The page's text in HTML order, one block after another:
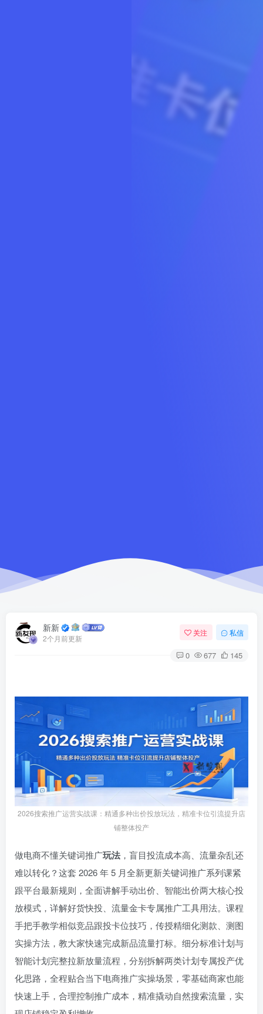
新新
2个月前更新
关注 私信
0 677 145
2026搜索推广运营实战课：精通多种出价投放玩法，精准卡位引流提升店
铺整体投产
做电商不懂关键词推广玩法 ，盲目投流成本高、流量杂乱还
难以转化？这套 2026 年 5 月全新更新关键词推广系列课紧
跟平台最新规则，全面讲解手动出价、智能出价两大核心投
放模式，详解好货快投、流量金卡专属推广工具用法。课程
手把手教学相似竞品跟投卡位技巧，传授精细化测款、测图
实操方法，教大家快速完成新品流量打标。细分标准计划与
智能计划完整拉新放量流程，分别拆解两类计划专属投产优
化思路，全程贴合当下电商推广实操场景，零基础商家也能
快速上手，合理控制推广成本，精准撬动自然搜索流量，实